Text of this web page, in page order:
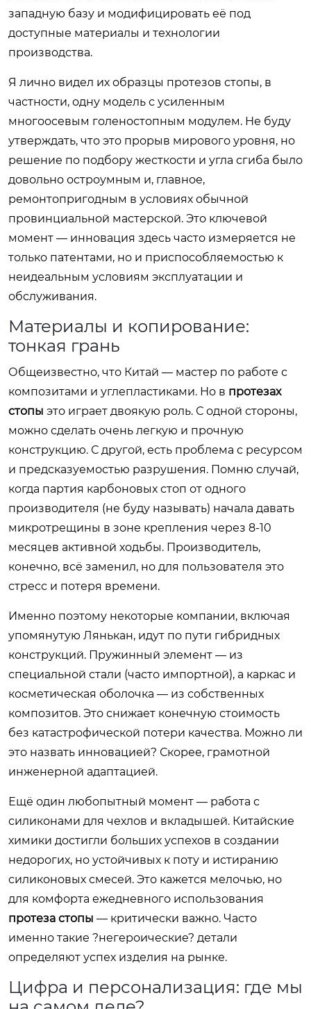
западную базу и модифицировать её под
доступные материалы и технологии
производства.
Я лично видел их образцы протезов стопы, в
частности, одну модель с усиленным
многоосевым голеностопным модулем. Не буду
утверждать, что это прорыв мирового уровня, но
решение по подбору жесткости и угла сгиба было
довольно остроумным и, главное,
ремонтопригодным в условиях обычной
провинциальной мастерской. Это ключевой
момент — инновация здесь часто измеряется не
только патентами, но и приспособляемостью к
неидеальным условиям эксплуатации и
обслуживания.
Материалы и копирование:
тонкая грань
Общеизвестно, что Китай — мастер по работе с
композитами и углепластиками. Но в протезах
стопы это играет двоякую роль. С одной стороны,
можно сделать очень легкую и прочную
конструкцию. С другой, есть проблема с ресурсом
и предсказуемостью разрушения. Помню случай,
когда партия карбоновых стоп от одного
производителя (не буду называть) начала давать
микротрещины в зоне крепления через 8-10
месяцев активной ходьбы. Производитель,
конечно, всё заменил, но для пользователя это
стресс и потеря времени.
Именно поэтому некоторые компании, включая
упомянутую Лянькан, идут по пути гибридных
конструкций. Пружинный элемент — из
специальной стали (часто импортной), а каркас и
косметическая оболочка — из собственных
композитов. Это снижает конечную стоимость
без катастрофической потери качества. Можно ли
это назвать инновацией? Скорее, грамотной
инженерной адаптацией.
Ещё один любопытный момент — работа с
силиконами для чехлов и вкладышей. Китайские
химики достигли больших успехов в создании
недорогих, но устойчивых к поту и истиранию
силиконовых смесей. Это кажется мелочью, но
для комфорта ежедневного использования
протеза стопы — критически важно. Часто
именно такие ?негероические? детали
определяют успех изделия на рынке.
Цифра и персонализация: где мы